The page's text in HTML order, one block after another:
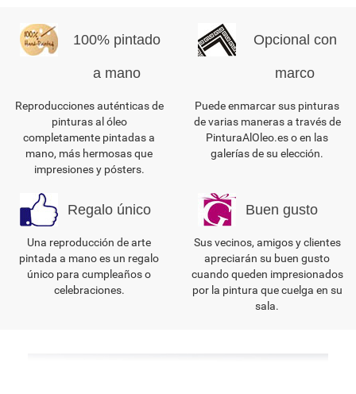
100% pintado
a mano
Reproducciones auténticas de
pinturas al óleo
completamente pintadas a
mano, más hermosas que
impresiones y pósters.
Opcional con
marco
Puede enmarcar sus pinturas
de varias maneras a través de
PinturaAlOleo.es o en las
galerías de su elección.
Regalo único
Una reproducción de arte
pintada a mano es un regalo
único para cumpleaños o
celebraciones.
Buen gusto
Sus vecinos, amigos y clientes
apreciarán su buen gusto
cuando queden impresionados
por la pintura que cuelga en su
sala.